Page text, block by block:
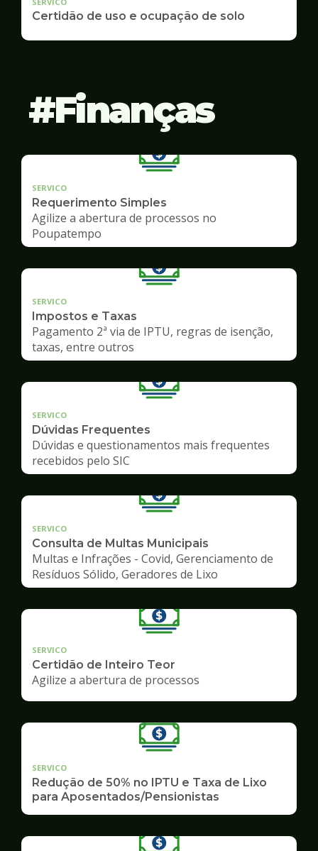
Certidão de uso e ocupação de solo
Finanças
SERVICO
Requerimento Simples
Agilize a abertura de processos no
Poupatempo
SERVICO
Impostos e Taxas
Pagamento 2ª via de IPTU, regras de isenção,
taxas, entre outros
SERVICO
Dúvidas Frequentes
Dúvidas e questionamentos mais frequentes
recebidos pelo SIC
SERVICO
Consulta de Multas Municipais
Multas e Infrações - Covid, Gerenciamento de
Resíduos Sólido, Geradores de Lixo
SERVICO
Certidão de Inteiro Teor
Agilize a abertura de processos
SERVICO
Redução de 50% no IPTU e Taxa de Lixo
para Aposentados/Pensionistas